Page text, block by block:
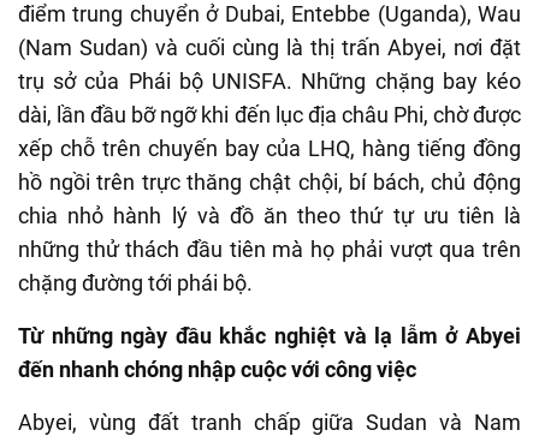
điểm trung chuyển ở Dubai, Entebbe (Uganda), Wau
(Nam Sudan) và cuối cùng là thị trấn Abyei, nơi đặt
trụ sở của Phái bộ UNISFA. Những chặng bay kéo
dài, lần đầu bỡ ngỡ khi đến lục địa châu Phi, chờ được
xếp chỗ trên chuyến bay của LHQ, hàng tiếng đồng
hồ ngồi trên trực thăng chật chội, bí bách, chủ động
chia nhỏ hành lý và đồ ăn theo thứ tự ưu tiên là
những thử thách đầu tiên mà họ phải vượt qua trên
chặng đường tới phái bộ.
Từ những ngày đầu khắc nghiệt và lạ lẫm ở Abyei
đến nhanh chóng nhập cuộc với công việc
Abyei, vùng đất tranh chấp giữa Sudan và Nam